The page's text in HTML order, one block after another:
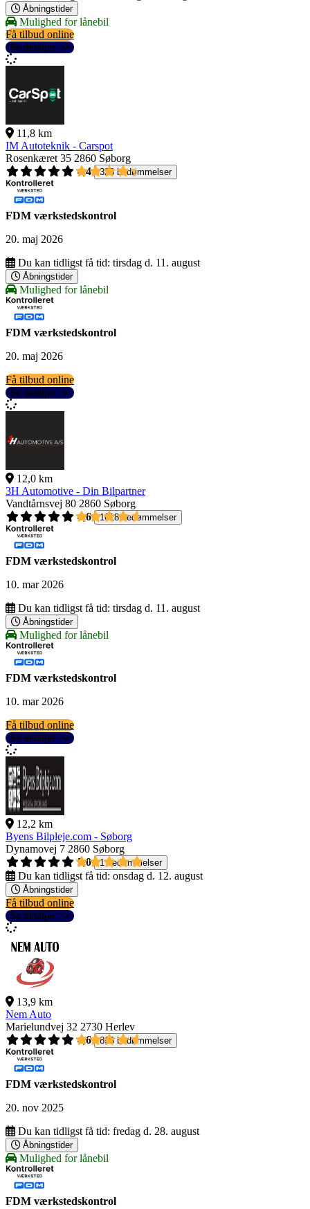
Åbningstider
Mulighed for lånebil
Få tilbud online
Se detaljer
11,8 km
IM Autoteknik - Carspot
Rosenkæret 35 2860 Søborg
4,4
326 bedømmelser
FDM værkstedskontrol
20. maj 2026
Du kan tidligst få tid: tirsdag d. 11. august
Åbningstider
Mulighed for lånebil
FDM værkstedskontrol
20. maj 2026
Få tilbud online
Se detaljer
12,0 km
3H Automotive - Din Bilpartner
Vandtårnsvej 80 2860 Søborg
4,6
1618 bedømmelser
FDM værkstedskontrol
10. mar 2026
Du kan tidligst få tid: tirsdag d. 11. august
Åbningstider
Mulighed for lånebil
FDM værkstedskontrol
10. mar 2026
Få tilbud online
Se detaljer
12,2 km
Byens Bilpleje.com - Søborg
Dynamovej 7 2860 Søborg
5,0
1 bedømmelser
Du kan tidligst få tid: onsdag d. 12. august
Åbningstider
Få tilbud online
Se detaljer
13,9 km
Nem Auto
Marielundvej 32 2730 Herlev
4,6
896 bedømmelser
FDM værkstedskontrol
20. nov 2025
Du kan tidligst få tid: fredag d. 28. august
Åbningstider
Mulighed for lånebil
FDM værkstedskontrol